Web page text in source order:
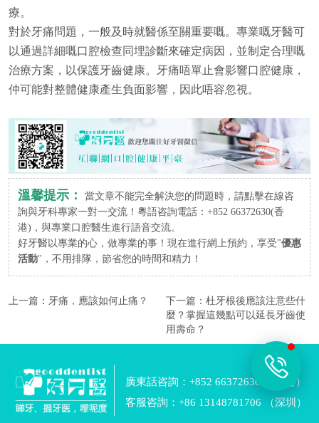
療。
對於牙痛問題，一般及時就醫係至關重要嘅。專業嘅牙醫可
以通過詳細嘅口腔檢查同埋診斷來確定病因，並制定合理嘅
治療方案，以保護牙齒健康。牙痛唔單止會影響口腔健康，
仲可能對整體健康產生負面影響，因此唔容忽視。
溫馨提示：
當文章不能完全解決您的問題時，請點擊在線咨
詢與牙科專家一對一交流！粵語咨詢電話：+852 66372630(香
港)，與專業口腔醫生進行語音交流。
好牙醫以專業的心，做專業的事！現在進行網上預約，享受"優惠
活動"，不用排隊，節省您的時間和精力！
上一篇： 牙痛，應該如何止痛？ 下一篇： 杜牙根後應該注意些什
麼？掌握這幾點可以延長牙齒使
用壽命？
廣東話咨詢：+852 66372630 （香港）
客服咨詢：+86 13148781706 （深圳）